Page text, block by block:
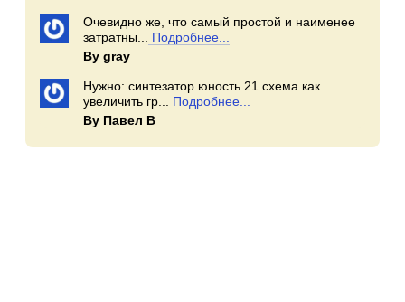
Очевидно же, что самый простой и наименее
затратны...
Подробнее...
By gray
Нужно: синтезатор юность 21 схема как
увеличить гр...
Подробнее...
By Павел В